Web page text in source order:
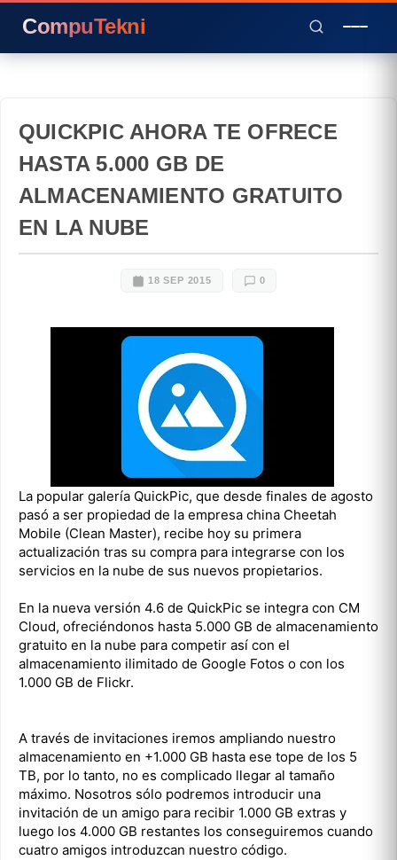
CompuTekni
QUICKPIC AHORA TE OFRECE
HASTA 5.000 GB DE
ALMACENAMIENTO GRATUITO
EN LA NUBE
18 SEP 2015 0
La popular galería QuickPic, que desde finales de agosto
pasó a ser propiedad de la empresa china Cheetah
Mobile (Clean Master), recibe hoy su primera
actualización tras su compra para integrarse con los
servicios en la nube de sus nuevos propietarios.
En la nueva versión 4.6 de QuickPic se integra con CM
Cloud, ofreciéndonos hasta 5.000 GB de almacenamiento
gratuito en la nube para competir así con el
almacenamiento ilimitado de Google Fotos o con los
1.000 GB de Flickr.
A través de invitaciones iremos ampliando nuestro
almacenamiento en +1.000 GB hasta ese tope de los 5
TB, por lo tanto, no es complicado llegar al tamaño
máximo. Nosotros sólo podremos introducir una
invitación de un amigo para recibir 1.000 GB extras y
luego los 4.000 GB restantes los conseguiremos cuando
cuatro amigos introduzcan nuestro código.